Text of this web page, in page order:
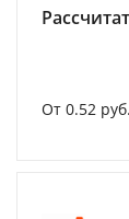
От 0.52